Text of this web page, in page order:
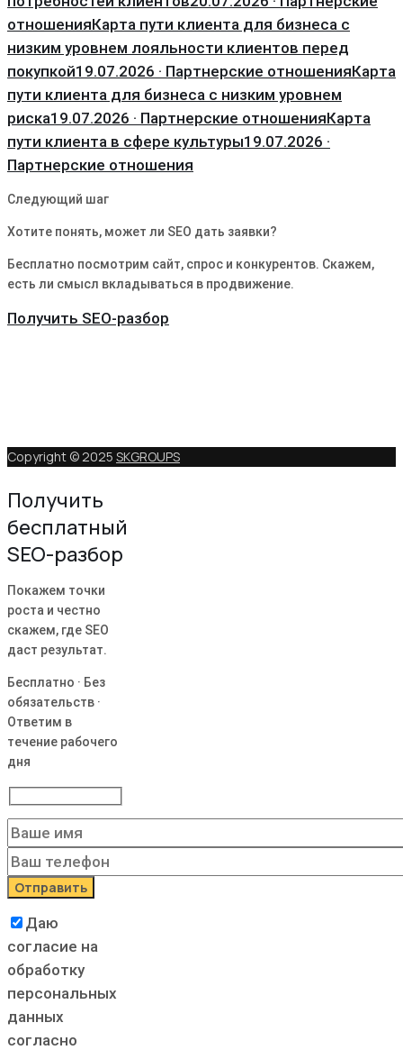
отношенияКарта пути клиента для бизнеса с
низким уровнем лояльности клиентов перед
покупкой19.07.2026 · Партнерские отношенияКарта
пути клиента для бизнеса с низким уровнем
риска19.07.2026 · Партнерские отношенияКарта
пути клиента в сфере культуры19.07.2026 ·
Партнерские отношения
Следующий шаг
Хотите понять, может ли SEO дать заявки?
Бесплатно посмотрим сайт, спрос и конкурентов. Скажем,
есть ли смысл вкладываться в продвижение.
Получить SEO-разбор
Copyright © 2025 SKGROUPS
Получить
бесплатный
SEO-разбор
Покажем точки
роста и честно
скажем, где SEO
даст результат.
Бесплатно · Без
обязательств ·
Ответим в
течение рабочего
дня
Даю
согласие на
обработку
персональных
данных
согласно